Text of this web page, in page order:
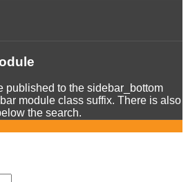
published to the sidebar_bottom
module class suffix. There is also
the search.